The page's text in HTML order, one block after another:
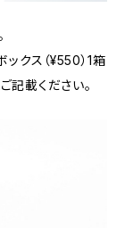
クス（¥550）1箱
記載ください。